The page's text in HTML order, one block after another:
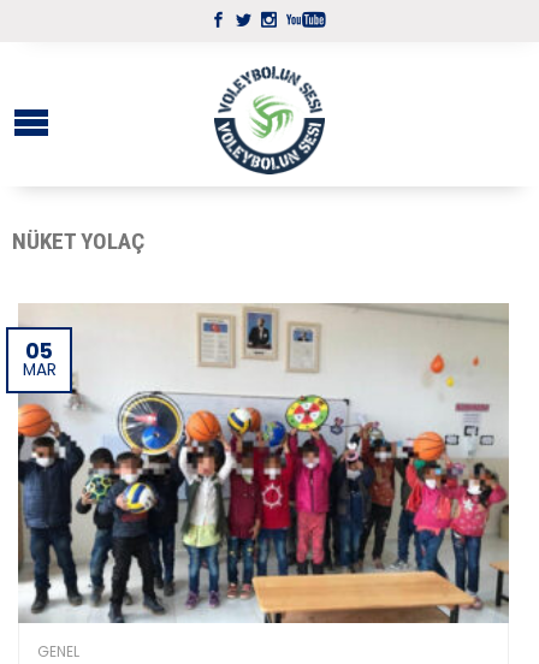
NÜKET YOLAÇ
05
MAR
GENEL